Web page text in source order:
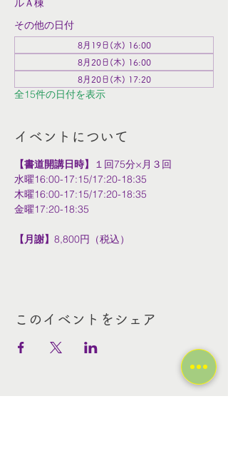
ルＡ棟
その他の日付
8月19日(水) 16:00
8月20日(木) 16:00
8月20日(木) 17:20
全15件の日付を表示
イベントについて
【書道開講日時】
１回75分×月３回
水曜16:00-17:15/17:20-18:35
木曜16:00-17:15/17:20-18:35
金曜17:20-18:35
【月謝】 8,800円（税込）
このイベントをシェア